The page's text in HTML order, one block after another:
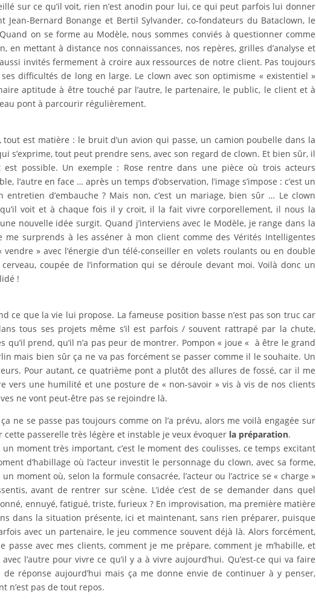
sur ce qu’il voit, rien n’est anodin pour lui, ce qui peut parfois lui donner
Bernard Bonange et Bertil Sylvander, co-fondateurs du Bataclown, le
on se forme au Modèle, nous sommes conviés à questionner comme
en mettant à distance nos connaissances, nos repères, grilles d’analyse et
invités fermement à croire aux ressources de notre client. Pas toujours
difficultés de long en large. Le clown avec son optimisme « existentiel »
aptitude à être touché par l’autre, le partenaire, le public, le client et à
pont à parcourir régulièrement.
tout est matière : le bruit d’un avion qui passe, un camion poubelle dans la
s’exprime, tout peut prendre sens, avec son regard de clown. Et bien sûr, il
possible. Un exemple : Rose rentre dans une pièce où trois acteurs
l’autre en face … après un temps d’observation, l’image s’impose : c’est un
d’embauche ? Mais non, c’est un mariage, bien sûr … Le clown
voit et à chaque fois il y croit, il la fait vivre corporellement, il nous la
nouvelle idée surgit. Quand j’interviens avec le Modèle, je range dans la
me surprends à les asséner à mon client comme des Vérités Intelligentes
» avec l’énergie d’un télé-conseiller en volets roulants ou en double
coupée de l’information qui se déroule devant moi. Voilà donc un
!
ce que la vie lui propose. La fameuse position basse n’est pas son truc car
tous ses projets même s’il est parfois / souvent rattrapé par la chute,
qu’il prend, qu’il n’a pas peur de montrer. Pompon « joue « à être le grand
mais bien sûr ça ne va pas forcément se passer comme il le souhaite. Un
Pour autant, ce quatrième pont a plutôt des allures de fossé, car il me
vers une humilité et une posture de « non-savoir » vis à vis de nos clients
ne vont peut-être pas se rejoindre là.
ne se passe pas toujours comme on l’a prévu, alors me voilà engagée sur
cette passerelle très légère et instable je veux évoquer la préparation.
moment très important, c’est le moment des coulisses, ce temps excitant
d’habillage où l’acteur investit le personnage du clown, avec sa forme,
moment où, selon la formule consacrée, l’acteur ou l’actrice se « charge »
avant de rentrer sur scène. L’idée c’est de se demander dans quel
ennuyé, fatigué, triste, furieux ? En improvisation, ma première matière
dans la situation présente, ici et maintenant, sans rien préparer, puisque
avec un partenaire, le jeu commence souvent déjà là. Alors forcément,
passe avec mes clients, comment je me prépare, comment je m’habille, et
l’autre pour vivre ce qu’il y a à vivre aujourd’hui. Qu’est-ce qui va faire
réponse aujourd’hui mais ça me donne envie de continuer à y penser,
n’est pas de tout repos.